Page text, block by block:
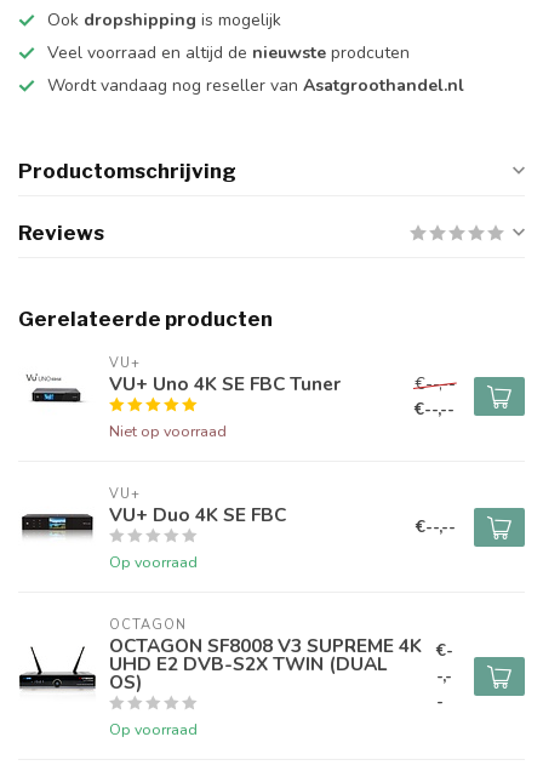
Ook dropshipping is mogelijk
Veel voorraad en altijd de nieuwste prodcuten
Wordt vandaag nog reseller van Asatgroothandel.nl
Productomschrijving
Reviews
Gerelateerde producten
VU+
VU+ Uno 4K SE FBC Tuner
Niet op voorraad
€--,--
€--,--
VU+
VU+ Duo 4K SE FBC
Op voorraad
€--,--
OCTAGON
OCTAGON SF8008 V3 SUPREME 4K
UHD E2 DVB-S2X TWIN (DUAL
OS)
Op voorraad
€-
-,-
-